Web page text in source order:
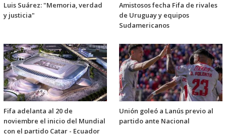
Luis Suárez: "Memoria, verdad
y justicia"
Amistosos fecha Fifa de rivales
de Uruguay y equipos
Sudamericanos
Fifa adelanta al 20 de
noviembre el inicio del Mundial
con el partido Catar - Ecuador
Unión goleó a Lanús previo al
partido ante Nacional